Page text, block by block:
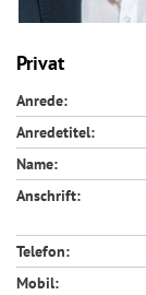
Privat
Anrede:
Anredetitel:
Name:
Anschrift:
Telefon:
Mobil: